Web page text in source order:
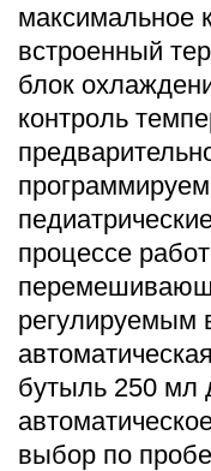
максимальное
встроенный
блок
контроль
процессе
регулируемым
бутыль 250 мл
выбор по